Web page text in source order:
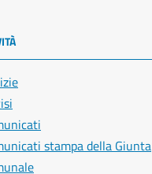
stampa della Giunta